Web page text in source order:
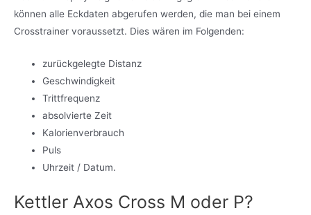
können alle Eckdaten abgerufen werden, die man bei einem
Crosstrainer voraussetzt. Dies wären im Folgenden:
zurückgelegte Distanz
Geschwindigkeit
Trittfrequenz
absolvierte Zeit
Kalorienverbrauch
Puls
Uhrzeit / Datum.
Kettler Axos Cross M oder P?